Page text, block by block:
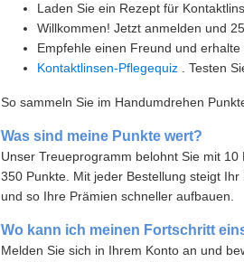
Laden Sie ein Rezept für
Willkommen! Jetzt anmelden und
Empfehle einen Freund und
Kontaktlinsen-Pflegequiz . Testen
So sammeln Sie im Handumdrehen
Was sind meine Punkte wert?
Unser Treueprogramm belohnt Sie mit
350 Punkte. Mit jeder Bestellung steigt
und so Ihre Prämien schneller aufbauen.
Wo kann ich meinen Fortschritt
Melden Sie sich in Ihrem Konto an und